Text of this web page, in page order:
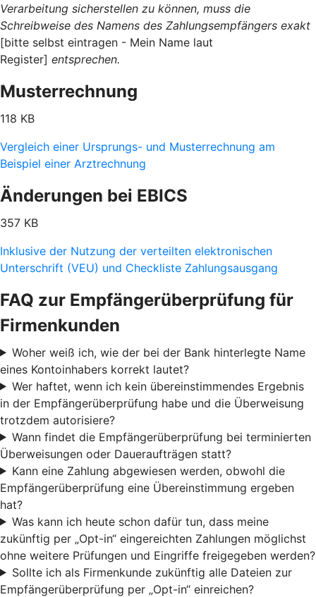
Verarbeitung sicherstellen zu können, muss die
Schreibweise des Namens des Zahlungsempfängers exakt
[bitte selbst eintragen - Mein Name laut
Register] entsprechen.
Musterrechnung
118 KB
Vergleich einer Ursprungs- und Musterrechnung am
Beispiel einer Arztrechnung
Änderungen bei EBICS
357 KB
Inklusive der Nutzung der verteilten elektronischen
Unterschrift (VEU) und Checkliste Zahlungsausgang
FAQ zur Empfängerüberprüfung für
Firmenkunden
Woher weiß ich, wie der bei der Bank hinterlegte Name
eines Kontoinhabers korrekt lautet?
Wer haftet, wenn ich kein übereinstimmendes Ergebnis
in der Empfängerüberprüfung habe und die Überweisung
trotzdem autorisiere?
Wann findet die Empfängerüberprüfung bei terminierten
Überweisungen oder Daueraufträgen statt?
Kann eine Zahlung abgewiesen werden, obwohl die
Empfängerüberprüfung eine Übereinstimmung ergeben
hat?
Was kann ich heute schon dafür tun, dass meine
zukünftig per „Opt-in“ eingereichten Zahlungen möglichst
ohne weitere Prüfungen und Eingriffe freigegeben werden?
Sollte ich als Firmenkunde zukünftig alle Dateien zur
Empfängerüberprüfung per „Opt-in“ einreichen?